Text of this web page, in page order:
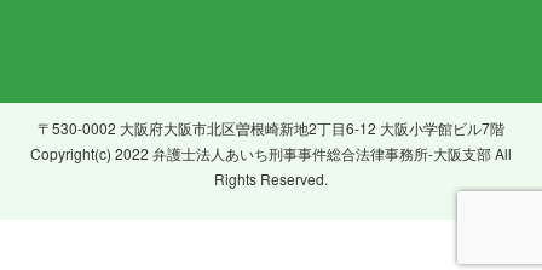
〒530-0002 大阪府大阪市北区曽根崎新地2丁目6-12 大阪小学館ビル7階
Copyright(c) 2022 弁護士法人あいち刑事事件総合法律事務所-大阪支部 All
Rights Reserved.